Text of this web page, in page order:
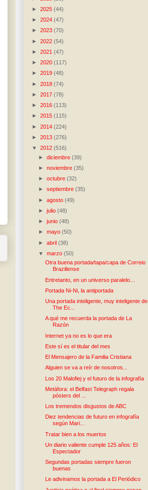
► 2025 (44)
► 2024 (47)
► 2023 (70)
► 2022 (54)
► 2021 (47)
► 2020 (117)
► 2019 (48)
► 2018 (74)
► 2017 (78)
► 2016 (113)
► 2015 (115)
► 2014 (224)
► 2013 (276)
▼ 2012 (516)
►diciembre(39)
►noviembre(35)
►octubre(32)
►septiembre(35)
►agosto(49)
►julio(48)
►junio(48)
►mayo(50)
►abril(38)
▼marzo(50)
Otra buena portada/tapa/capa de Correio
Braziliense
Entretanto, en un universo paralelo…
Portada Ni-Ni, la antiportada
Una portada inteligente, muy inteligente de
The Ec...
A qué me recuerda la portada de La
Razón
Internet ya no es lo que era
Este sí es el titular del mes
El Mensajero de la Familia Cristiana
Alguien se va a reír de nosotros...
Los 20 Malofiej y el futuro de la infografía
Metáfora: el Belfast Telegraph regala
pósters del ...
Los tremendos disgustos de ABC
Diez tendencias de futuro en infografía
según Mari...
Tratar bien a los muertos
Un diario valiente cumple 125 años: El
Espectador
Segundas portadas siempre fueron
buenas
Le adivinamos la portada a El Periódico